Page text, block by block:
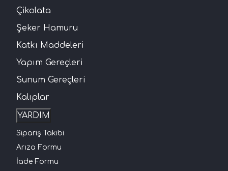
Çikolata
Şeker Hamuru
Katkı Maddeleri
Yapım Gereçleri
Sunum Gereçleri
Kalıplar
YARDIM
Sipariş Takibi
Arıza Formu
İade Formu